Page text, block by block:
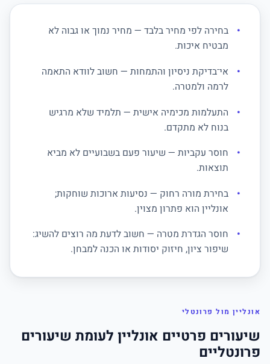
בחירה לפי מחיר בלבד — מחיר נמוך או גבוה לא
מבטיח איכות.
אי־בדיקת ניסיון והתמחות — חשוב לוודא התאמה
לרמה ולמטרה.
התעלמות מכימיה אישית — תלמיד שלא מרגיש
בנוח לא מתקדם.
חוסר עקביות — שיעור פעם בשבועיים לא מביא
תוצאות.
בחירת מורה רחוק — נסיעות ארוכות שוחקות;
אונליין הוא פתרון מצוין.
חוסר הגדרת מטרה — חשוב לדעת מה רוצים להשיג:
שיפור ציון, חיזוק יסודות או הכנה למבחן.
אונליין מול פרונטלי
שיעורים פרטיים אונליין לעומת שיעורים
פרונטליים